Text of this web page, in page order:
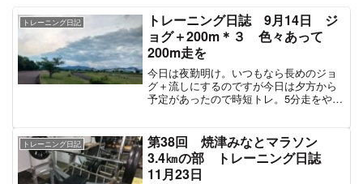
トレーニング日記
トレーニング日誌 9月14日 ジ
ョグ＋200m＊３ 色々あって
200m走を
今日は夜勤明け。いつもなら長めのジョ
グ＋流しにするのですが今日は夕方から
予定があったので時短トレ。5分走をやる
200m走 3本 34.4秒 34.5秒 33.8秒
ジョ...
トレーニング日記
第38回 焼津みなとマラソン
3.4㎞の部 トレーニング日誌
11月23日